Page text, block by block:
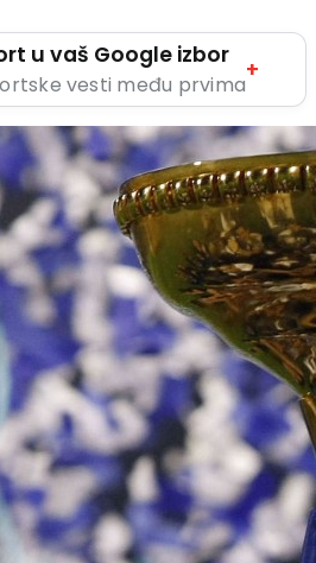
u vaš Google izbor
vesti među prvima
+